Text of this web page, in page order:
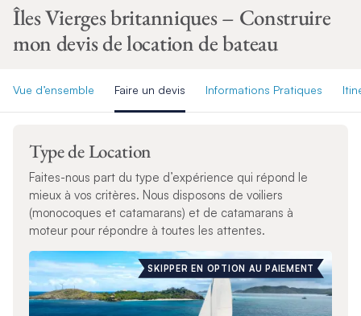
Îles Vierges britanniques – Construire
mon devis de location de bateau
Vue d’ensemble Faire un devis Informations Pratiques
Type de Location
Faites-nous part du type d’expérience qui répond le
mieux à vos critères. Nous disposons de voiliers
(monocoques et catamarans) et de catamarans à
moteur pour répondre à toutes les attentes.
SKIPPER EN OPTION AU PAIEMENT